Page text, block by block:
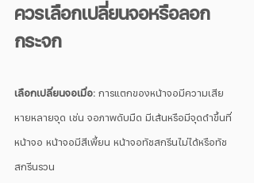
ควรเลือกเปลี่ยนจอหรือลอก
กระจก
เลือกเปลี่ยนจอเมื่อ: การแตกของหน้าจอมีความเสีย
หายหลายจุด เช่น จอภาพดับมืด มีเส้นหรือมีจุดดำขึ้นที่
หน้าจอ หน้าจอมีสีเพี้ยน หน้าจอทัชสกรีนไม่ได้หรือทัช
สกรีนรวน